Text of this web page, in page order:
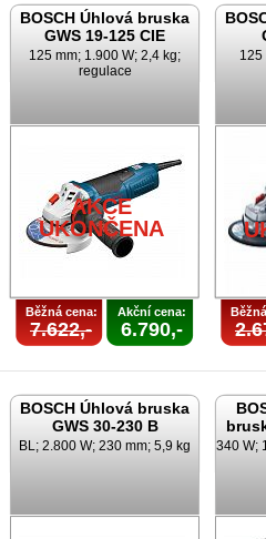
BOSCH Úhlová bruska
GWS 19-125 CIE
125 mm; 1.900 W; 2,4 kg;
regulace
AKCE
UKONČENA
Běžná cena:
7.622,-
Akční cena:
6.790,-
125
BOSCH Úhlová bruska
GWS 30-230 B
BL; 2.800 W; 230 mm; 5,9 kg 340 W;